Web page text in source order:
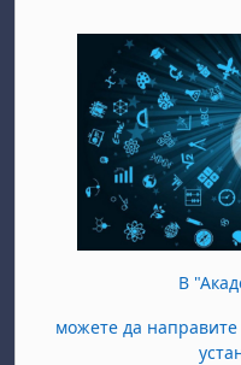
В
можете да направите